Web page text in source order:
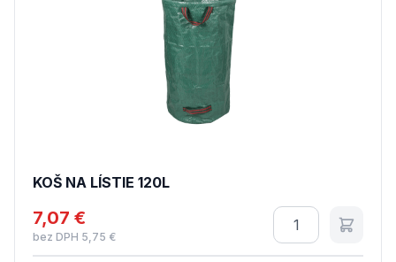
KOŠ NA LÍSTIE 120L
7,07 €
bez DPH 5,75 €
Množstvo